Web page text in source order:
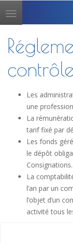
Toggle
navigation
contrôle
Les
une
La
tarif fixé par
Les fonds
le dépôt
Consignations.
La
l’an par un
l’objet d’un
activité tous